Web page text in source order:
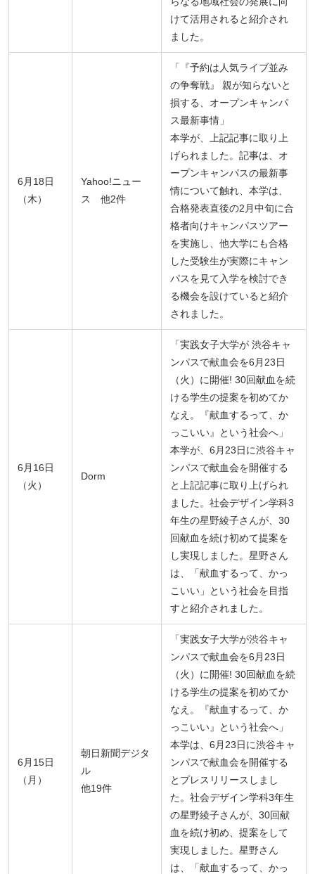
けて活用されると紹介され
ました。
6月18日
（木）
Yahoo!ニュー
ス 他2件
「『予約は人気ライブ並み
の争奪戦』 親が知らないと
損する、オープンキャンパ
ス最新事情」
本学が、上記記事に取り上
げられました。記事は、オ
ープンキャンパスの最新事
情について触れ、本学は、
合格発表直後の2月中旬に合
格者向けキャンパスツアー
を実施し、他大学にも合格
した受験生が実際にキャン
パスを見て入学を検討でき
る機会を設けていると紹介
されました。
6月16日
（火）
Dorm
「実践女子大学が 渋谷キャ
ンパスで献血会を6月23日
（火）に開催! 30回献血を続
ける学生の提案を初めてか
なえ。『献血するって、か
っこいい』という社会へ」
本学が、6月23日に渋谷キャ
ンパスで献血会を開催する
と上記記事に取り上げられ
ました。社会デザイン学科3
年生の星野綾子さんが、30
回献血を続け初めて提案を
し実現しました。星野さん
は、「献血するって、かっ
こいい」という社会を目指
すと紹介されました。
6月15日
（月）
朝日新聞デジタ
ル
他19件
「実践女子大学が渋谷キャ
ンパスで献血会を6月23日
（火）に開催! 30回献血を続
ける学生の提案を初めてか
なえ。『献血するって、か
っこいい』という社会へ」
本学は、6月23日に渋谷キャ
ンパスで献血会を開催する
とプレスリリースしまし
た。社会デザイン学科3年生
の星野綾子さんが、30回献
血を続け初め、提案をして
実現しました。星野さん
は、「献血するって、かっ